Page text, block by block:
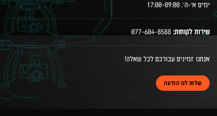
ימים א׳-ה׳, 17:00-09:00
שירות לקוחות:
אנחנו זמינים עבורכם לכל שאלה!
שלחו לנו הודעה